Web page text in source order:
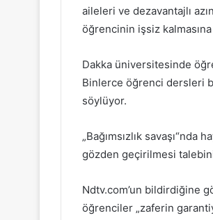
aileleri ve dezavantajlı
öğrencinin işsiz
Dakka üniversitesinde
Binlerce öğrenci dersleri
söylüyor.
„Bağımsızlık savaşı“nda
gözden geçirilmesi
Ndtv.com’un bildirdiğine
öğrenciler „zaferin